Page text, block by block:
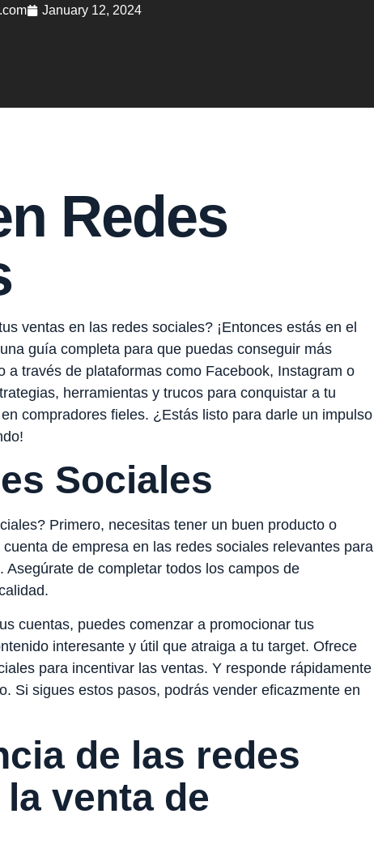
January 12, 2024
Redes
ventas en las redes sociales? ¡Entonces estás en el
guía completa para que puedas conseguir más
a través de plataformas como Facebook, Instagram o
herramientas y trucos para conquistar a tu
compradores fieles. ¿Estás listo para darle un impulso
Sociales
Primero, necesitas tener un buen producto o
de empresa en las redes sociales relevantes para
de completar todos los campos de
cuentas, puedes comenzar a promocionar tus
interesante y útil que atraiga a tu target. Ofrece
para incentivar las ventas. Y responde rápidamente
Si sigues estos pasos, podrás vender eficazmente en
de las redes
venta de